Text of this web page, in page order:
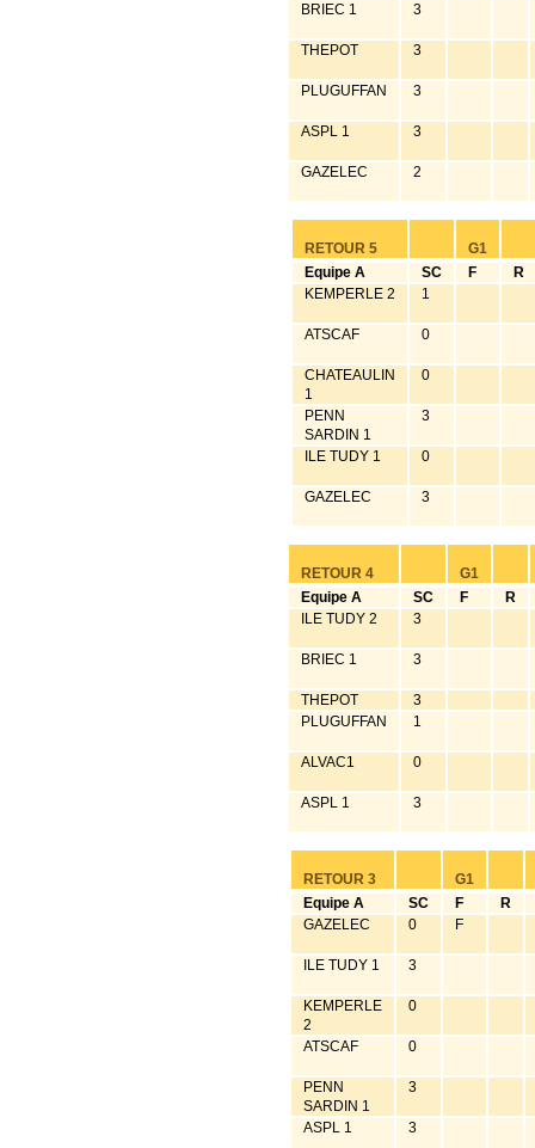
BRIEC 1 3
THEPOT 3
PLUGUFFAN 3
ASPL 1 3
GAZELEC 2
RETOUR 5
G1
Equipe A
SC F
R
KEMPERLE 2
1
ATSCAF 0
CHATEAULIN
1
0
PENN
SARDIN 1
3
ILE TUDY 1 0
GAZELEC 3
RETOUR 4
G1
Equipe A
SC F
R
ILE TUDY 2
3
BRIEC 1 3
THEPOT
3
PLUGUFFAN
1
ALVAC1 0
ASPL 1 3
RETOUR 3
G1
Equipe A
SC F
R
GAZELEC
0 F
ILE TUDY 1 3
KEMPERLE
2
0
ATSCAF 0
PENN
SARDIN 1
3
ASPL 1 3